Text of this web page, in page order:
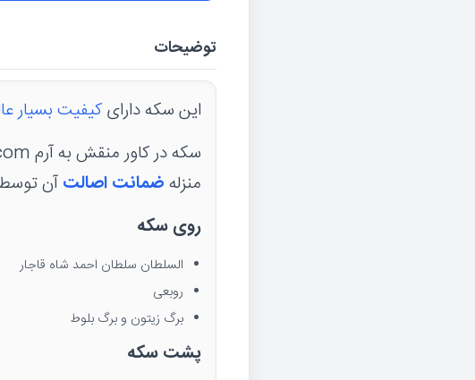
توضیحات
این سکه دارایکیفیت بسیار
منزلهضمانت اصالتآن
روی سکه
السلطان سلطان احمد شاه قاجار
روبعی
برگ زیتون و برگ بلوط
پشت سکه